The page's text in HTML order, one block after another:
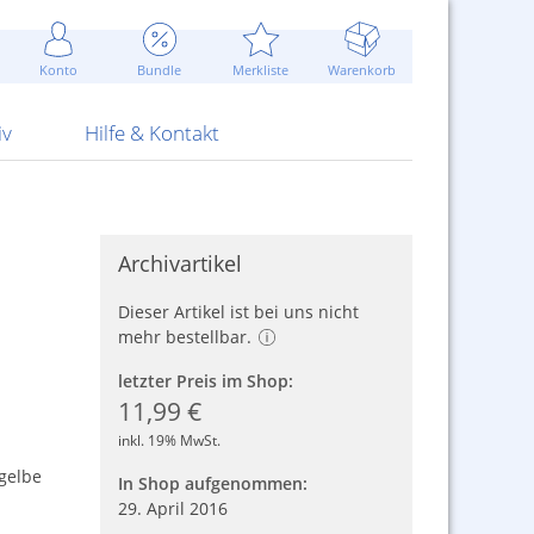
Konto Bundle Merkliste Warenkorb
Attrappen Blitzschnell...
Sommerpreise u.v.m.
ARS Pirotecnia
Hilfe & Kontakt
Kontaktformular
AGB
Archivartikel
Dieser Artikel ist bei uns nicht
mehr bestellbar.
letzter Preis im Shop:
11,99 €
inkl. 19% MwSt.
In Shop aufgenommen:
29. April 2016